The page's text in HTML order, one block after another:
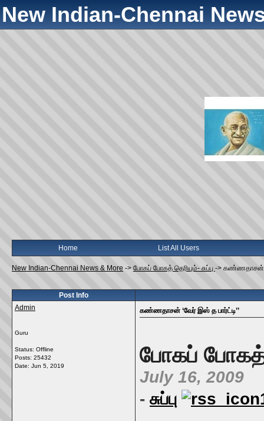
New Indian-Chennai
Home List All Users
New Indian-Chennai News & More -> போகப் போகத் தெரியும்- சுப்பு -> கண்ணதாசன்
Post Info
Admin
Guru
Status: Offline
Posts: 25432
Date: Jun 5, 2019
கண்ணதாசன் ‘வேர் இஸ் த பார்ட்டி’’
போகப் போகத்
July 16, 2009
- சுப்பு